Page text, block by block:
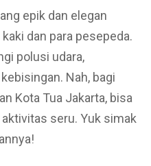
epik dan elegan
dan para pesepeda.
polusi udara,
Nah, bagi
Kota Tua Jakarta, bisa
seru. Yuk simak